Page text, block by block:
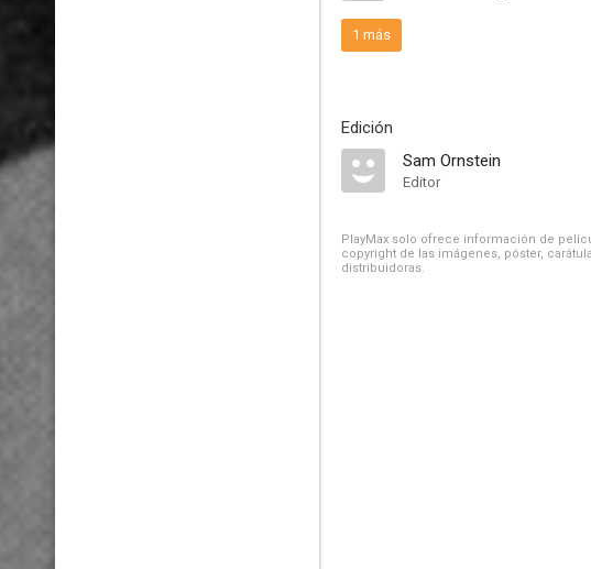
1 más
Edición
Sam Ornstein
Editor
PlayMax solo ofrece información de
copyright de las imágenes, póster,
distribuidoras.